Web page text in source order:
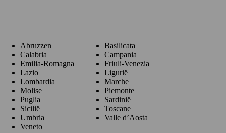
Abruzzen
Basilicata
Calabria
Campania
Emilia-Romagna
Friuli-Venezia
Lazio
Ligurië
Lombardia
Marche
Molise
Piemonte
Puglia
Sardinië
Sicilië
Toscane
Umbria
Valle d’Aosta
Veneto